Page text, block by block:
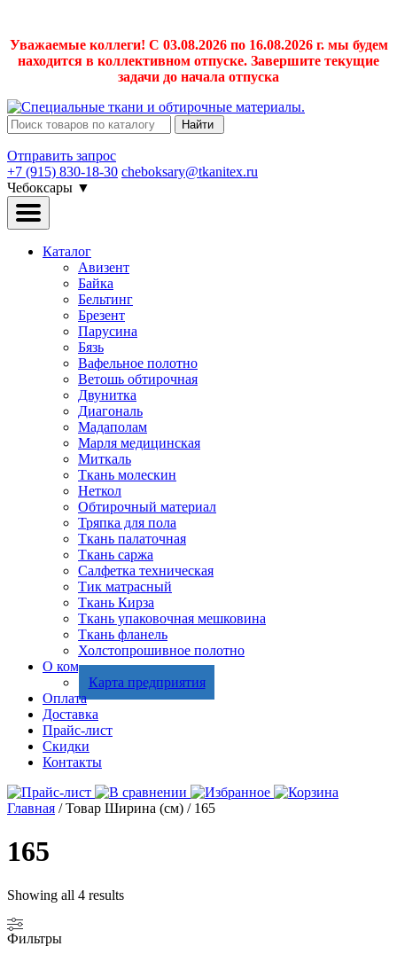
Уважаемые коллеги! С 03.08.2026 по 16.08.2026 г. мы будем
находится в коллективном отпуске. Завершите текущие
задачи до начала отпуска
Найти
Отправить запрос
+7 (915) 830-18-30 cheboksary@tkanitex.ru
Чебоксары ▼
Каталог
Авизент
Байка
Бельтинг
Брезент
Парусина
Бязь
Вафельное полотно
Ветошь обтирочная
Двунитка
Диагональ
Мадаполам
Марля медицинская
Миткаль
Ткань молескин
Неткол
Обтирочный материал
Тряпка для пола
Ткань палаточная
Ткань саржа
Салфетка техническая
Тик матрасный
Ткань Кирза
Ткань упаковочная мешковина
Ткань фланель
Холстопрошивное полотно
О компании
Карта предприятия
Оплата
Доставка
Прайс-лист
Скидки
Контакты
Главная / Товар Ширина (см) / 165
165
Showing all 4 results
Фильтры